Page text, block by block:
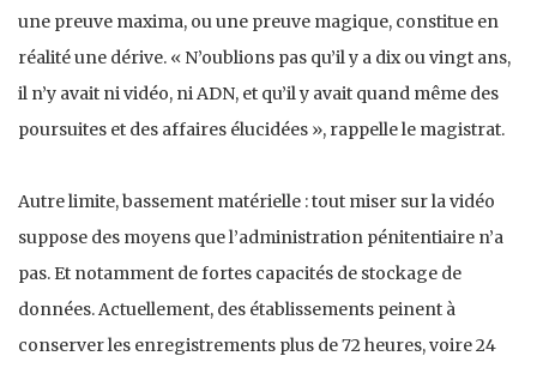
une preuve maxima, ou une preuve magique, constitue en
réalité une dérive. « N’oublions pas qu’il y a dix ou vingt ans,
il n’y avait ni vidéo, ni ADN, et qu’il y avait quand même des
poursuites et des affaires élucidées », rappelle le magistrat.
Autre limite, bassement matérielle : tout miser sur la vidéo
suppose des moyens que l’administration péniten­tiaire n’a
pas. Et notamment de fortes capacités de stoc­kage de
données. Actuellement, des établissements peinent à
conserver les enregistrements plus de 72 heures, voire 24